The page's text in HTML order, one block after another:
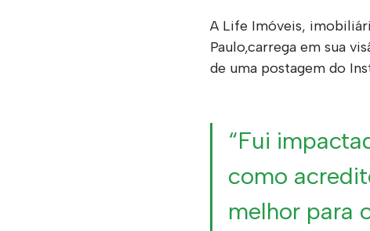
A Life Imóveis,
Paulo,carrega em sua
de uma postagem do
“Fui
como
melhor para